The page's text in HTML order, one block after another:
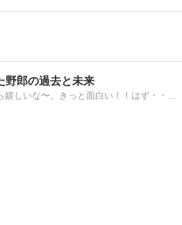
野郎の過去と未来
読んで笑ってもらえたら嬉しいな〜。きっと面白い！！はず・・・多分・・・いやダメかも（弱気）